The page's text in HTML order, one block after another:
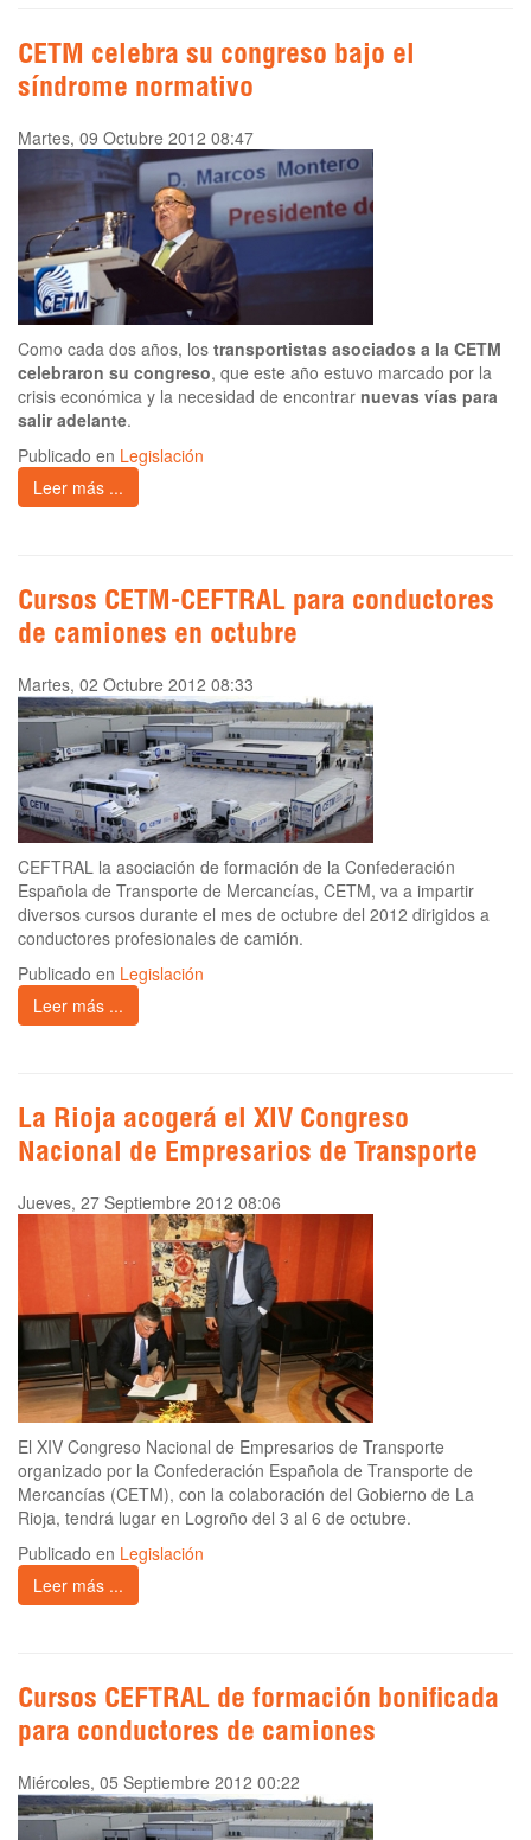
CETM celebra su congreso bajo el
síndrome normativo
Martes, 09 Octubre 2012 08:47
Como cada dos años, los transportistas asociados a la CETM
celebraron su congreso, que este año estuvo marcado por la
crisis económica y la necesidad de encontrar nuevas vías para
salir adelante.
Publicado en Legislación
Leer más ...
Cursos CETM-CEFTRAL para conductores
de camiones en octubre
Martes, 02 Octubre 2012 08:33
CEFTRAL la asociación de formación de la Confederación
Española de Transporte de Mercancías, CETM, va a impartir
diversos cursos durante el mes de octubre del 2012 dirigidos a
conductores profesionales de camión.
Publicado en Legislación
Leer más ...
La Rioja acogerá el XIV Congreso
Nacional de Empresarios de Transporte
Jueves, 27 Septiembre 2012 08:06
El XIV Congreso Nacional de Empresarios de Transporte
organizado por la Confederación Española de Transporte de
Mercancías (CETM), con la colaboración del Gobierno de La
Rioja, tendrá lugar en Logroño del 3 al 6 de octubre.
Publicado en Legislación
Leer más ...
Cursos CEFTRAL de formación bonificada
para conductores de camiones
Miércoles, 05 Septiembre 2012 00:22